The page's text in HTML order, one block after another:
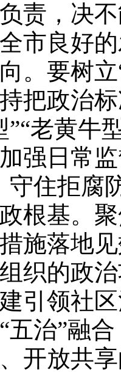
责，决
市良好
。要树
把政治
”“老黄牛
强日常
守住拒腐
根基。
施落地
织的政
引领社
五治”融
开放共